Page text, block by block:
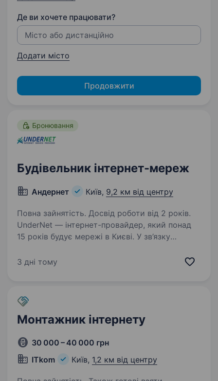
Де ви хочете працювати?
Додати місто
Продовжити
Бронювання
Будівельник інтернет-мереж
Андернет Київ, 9,2 км від центру
Повна зайнятість. Досвід роботи від 2 років.
UnderNet — інтернет-провайдер, який понад
15 років будує мережі в Києві. У зв’язку
будівництва інтернет-мереж. Зарплата: від 50
3 дні тому
Монтажник інтернету
30 000 – 40 000 грн
ITkom
Київ, 1,2 км від центру